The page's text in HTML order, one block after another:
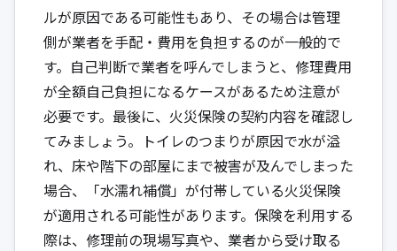
ルが原因である可能性もあり、その場合は管理
側が業者を手配・費用を負担するのが一般的で
す。自己判断で業者を呼んでしまうと、修理費用
が全額自己負担になるケースがあるため注意が
必要です。最後に、火災保険の契約内容を確認し
てみましょう。トイレのつまりが原因で水が溢
れ、床や階下の部屋にまで被害が及んでしまった
場合、「水濡れ補償」が付帯している火災保険
が適用される可能性があります。保険を利用する
際は、修理前の現場写真や、業者から受け取る